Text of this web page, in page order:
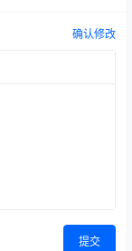
确认修改
提交